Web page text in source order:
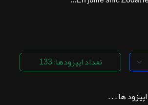
تعداد اپیزودها: 133
ها . . .